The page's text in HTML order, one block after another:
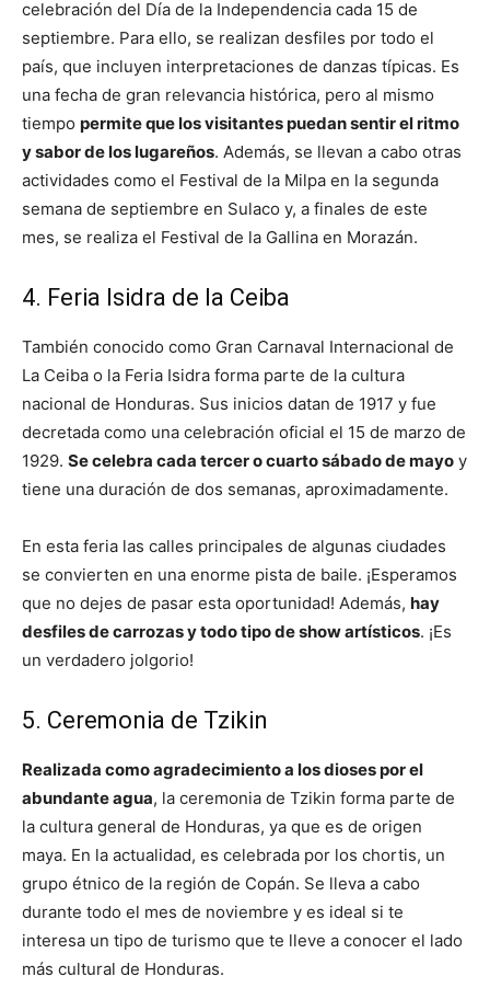
celebración del Día de la Independencia cada 15 de
septiembre. Para ello, se realizan desfiles por todo el
país, que incluyen interpretaciones de danzas típicas. Es
una fecha de gran relevancia histórica, pero al mismo
tiempo permite que los visitantes puedan sentir el ritmo
y sabor de los lugareños. Además, se llevan a cabo otras
actividades como el Festival de la Milpa en la segunda
semana de septiembre en Sulaco y, a finales de este
mes, se realiza el Festival de la Gallina en Morazán.
4. Feria Isidra de la Ceiba
También conocido como Gran Carnaval Internacional de
La Ceiba o la Feria Isidra forma parte de la cultura
nacional de Honduras. Sus inicios datan de 1917 y fue
decretada como una celebración oficial el 15 de marzo de
1929. Se celebra cada tercer o cuarto sábado de mayo y
tiene una duración de dos semanas, aproximadamente.
En esta feria las calles principales de algunas ciudades
se convierten en una enorme pista de baile. ¡Esperamos
que no dejes de pasar esta oportunidad! Además, hay
desfiles de carrozas y todo tipo de show artísticos. ¡Es
un verdadero jolgorio!
5. Ceremonia de Tzikin
Realizada como agradecimiento a los dioses por el
abundante agua, la ceremonia de Tzikin forma parte de
la cultura general de Honduras, ya que es de origen
maya. En la actualidad, es celebrada por los chortis, un
grupo étnico de la región de Copán. Se lleva a cabo
durante todo el mes de noviembre y es ideal si te
interesa un tipo de turismo que te lleve a conocer el lado
más cultural de Honduras.